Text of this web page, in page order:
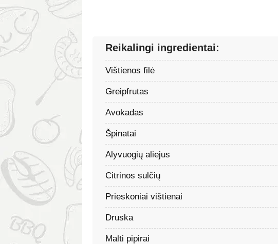
Reikalingi ingredientai:
Vištienos filė
Greipfrutas
Avokadas
Špinatai
Alyvuogių aliejus
Citrinos sulčių
Prieskoniai vištienai
Druska
Malti pipirai